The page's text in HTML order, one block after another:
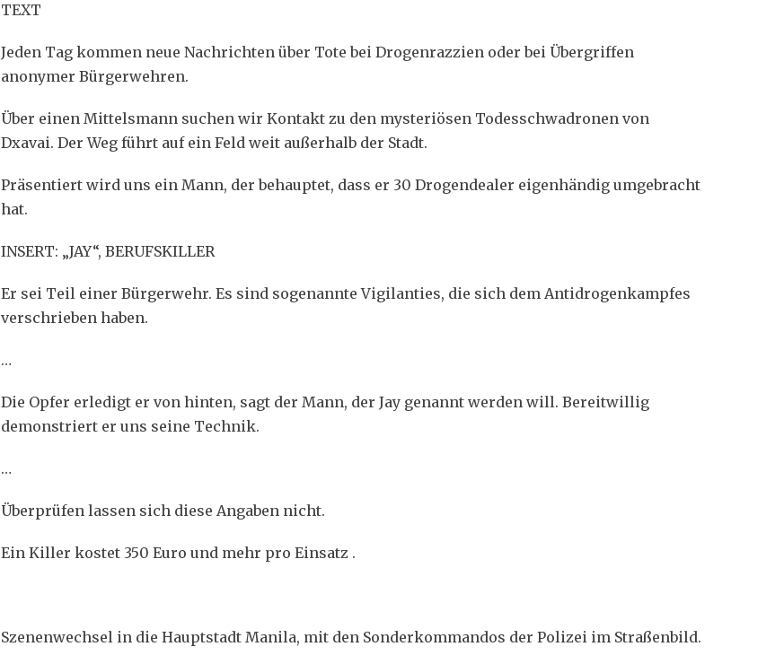
TEXT
Jeden Tag kommen neue Nachrichten über Tote bei Drogenrazzien oder bei Übergriffen
anonymer Bürgerwehren.
Über einen Mittelsmann suchen wir Kontakt zu den mysteriösen Todesschwadronen von
Dxavai. Der Weg führt auf ein Feld weit außerhalb der Stadt.
Präsentiert wird uns ein Mann, der behauptet, dass er 30 Drogendealer eigenhändig umgebracht
hat.
INSERT: „JAY“, BERUFSKILLER
Er sei Teil einer Bürgerwehr. Es sind sogenannte Vigilanties, die sich dem Antidrogenkampfes
verschrieben haben.
…
Die Opfer erledigt er von hinten, sagt der Mann, der Jay genannt werden will. Bereitwillig
demonstriert er uns seine Technik.
…
Überprüfen lassen sich diese Angaben nicht.
Ein Killer kostet 350 Euro und mehr pro Einsatz .
Szenenwechsel in die Hauptstadt Manila, mit den Sonderkommandos der Polizei im Straßenbild.